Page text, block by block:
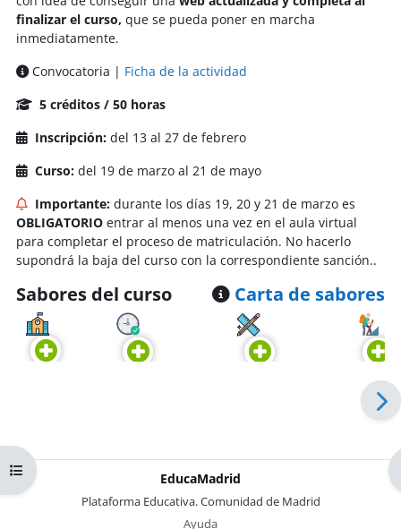
Abrir índice del curso
finalizar el curso, que se pueda poner en marcha
inmediatamente.
Convocatoria | Ficha de la actividad
5 créditos / 50 horas
Inscripción: del 13 al 27 de febrero
Curso: del 19 de marzo al 21 de mayo
Importante: durante los días 19, 20 y 21 de marzo es
OBLIGATORIO entrar al menos una vez en el aula virtual
para completar el proceso de matriculación. No hacerlo
supondrá la baja del curso con la correspondiente sanción..
Carta de sabores
Sabores del curso
EducaMadrid
Plataforma Educativa. Comunidad de Madrid
Ayuda